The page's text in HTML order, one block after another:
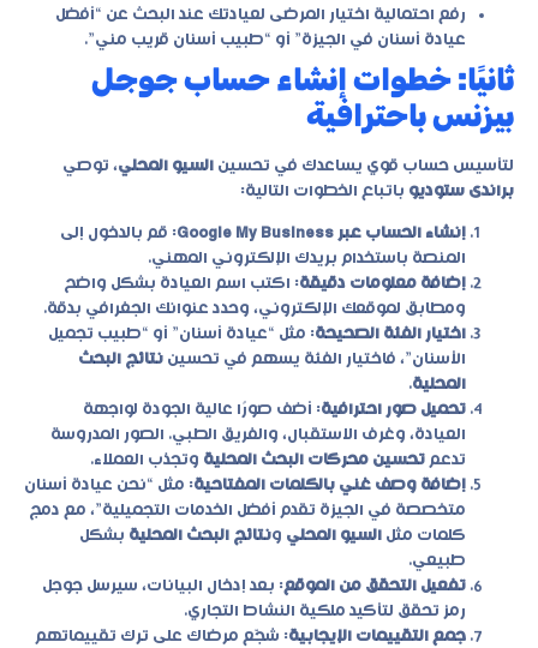
رفع احتمالية اختيار المرضى لعيادتك عند البحث عن “أفضل
عيادة أسنان في الجيزة” أو “طبيب أسنان قريب مني”.
ثانيًا: خطوات إنشاء حساب جوجل
بيزنس باحترافية
لتأسيس حساب قوي يساعدك في تحسين السيو المحلي، توصي
براندى ستوديو باتباع الخطوات التالية:
إنشاء الحساب عبر Google My Business
: قم بالدخول إلى
المنصة باستخدام بريدك الإلكتروني المهني.
إضافة معلومات دقيقة: اكتب اسم العيادة بشكل واضح
ومطابق لموقعك الإلكتروني، وحدد عنوانك الجغرافي بدقة.
اختيار الفئة الصحيحة: مثل “عيادة أسنان” أو “طبيب تجميل
الأسنان”، فاختيار الفئة يسهم في تحسين نتائج البحث
المحلية.
تحميل صور احترافية: أضف صورًا عالية الجودة لواجهة
العيادة، وغرف الاستقبال، والفريق الطبي. الصور المدروسة
تدعم تحسين محركات البحث المحلية وتجذب العملاء.
إضافة وصف غني بالكلمات المفتاحية: مثل “نحن عيادة أسنان
متخصصة في الجيزة تقدم أفضل الخدمات التجميلية”، مع دمج
كلمات مثل السيو المحلي ونتائج البحث المحلية بشكل
طبيعي.
تفعيل التحقق من الموقع: بعد إدخال البيانات، سيرسل جوجل
رمز تحقق لتأكيد ملكية النشاط التجاري.
جمع التقييمات الإيجابية: شجّع مرضاك على ترك تقييماتهم